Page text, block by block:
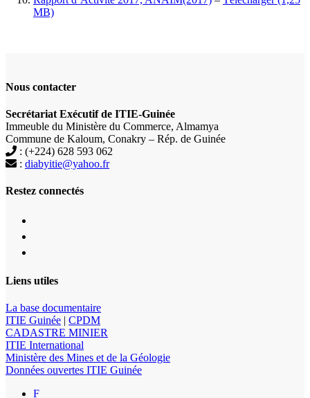
Nous contacter
Secrétariat Exécutif de ITIE-Guinée
Immeuble du Ministère du Commerce, Almamya
Commune de Kaloum, Conakry – Rép. de Guinée
: (+224) 628 593 062
: diabyitie@yahoo.fr
Restez connectés
Liens utiles
La base documentaire
ITIE Guinée | CPDM
CADASTRE MINIER
ITIE International
Ministère des Mines et de la Géologie
Données ouvertes ITIE Guinée
F